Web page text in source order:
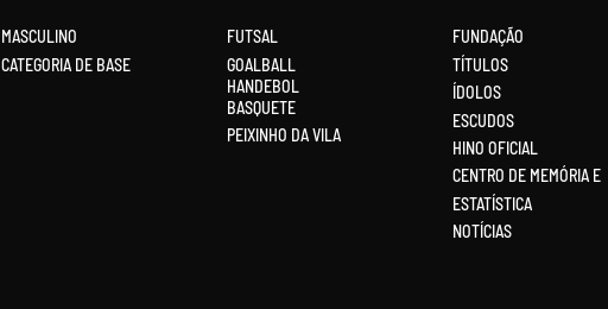
MASCULINO
CATEGORIA DE BASE
FUTSAL
GOALBALL
HANDEBOL
BASQUETE
PEIXINHO DA VILA
FUNDAÇÃO
TÍTULOS
ÍDOLOS
ESCUDOS
HINO OFICIAL
CENTRO DE MEMÓRIA E
ESTATÍSTICA
NOTÍCIAS